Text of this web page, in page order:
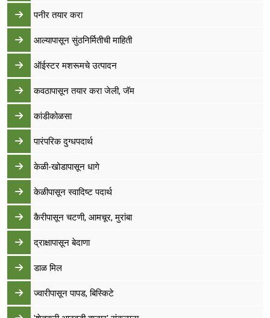
पनीर तयार करा
आल्यापासून सुंठनिर्मितीची माहिती
ऑईस्‍टर मशरूमचे उत्‍पादन
कवठापासून तयार करा जेली, जॅम
कांडीकोळसा
पारंपरिक दुग्धपदार्थ
केळी-खोडापासून धागे
केळीपासून स्वादिष्ट पदार्थ
कैरीपासून चटणी, आमचूर, मुरांबा
द्राक्षापासून बेदाणा
डाळ मिल
ज्वारीपासून पापड, बिस्किटे